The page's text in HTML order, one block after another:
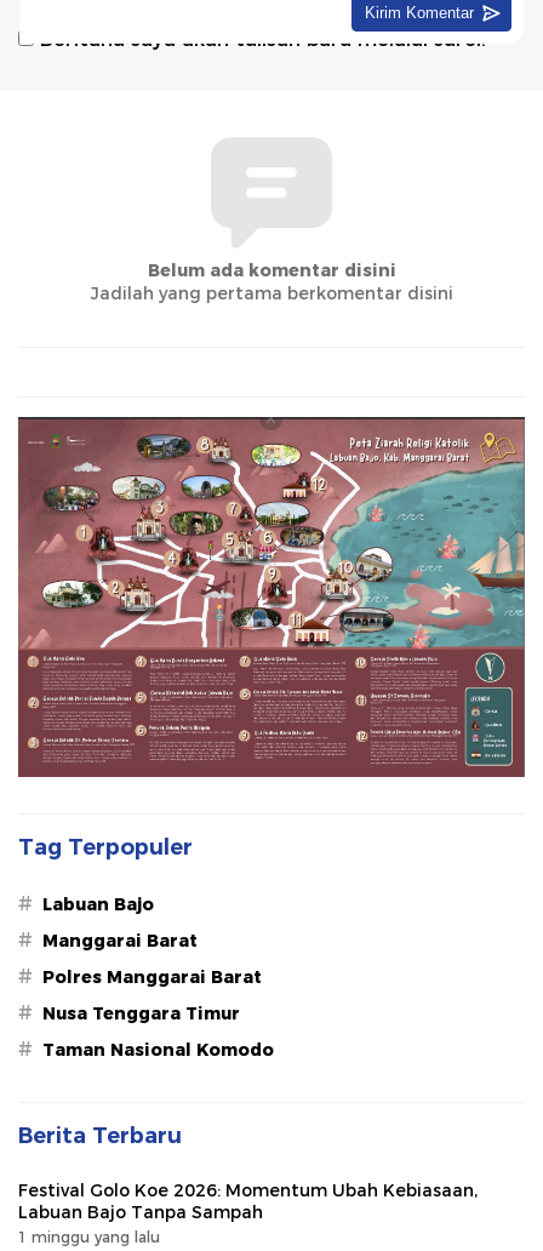
Beritahu saya akan tulisan baru melalui surel.
Belum ada komentar disini
Jadilah yang pertama berkomentar disini
Tag Terpopuler
# Labuan Bajo
# Manggarai Barat
# Polres Manggarai Barat
# Nusa Tenggara Timur
# Taman Nasional Komodo
Berita Terbaru
Festival Golo Koe 2026: Momentum Ubah Kebiasaan,
Labuan Bajo Tanpa Sampah
1 minggu yang lalu